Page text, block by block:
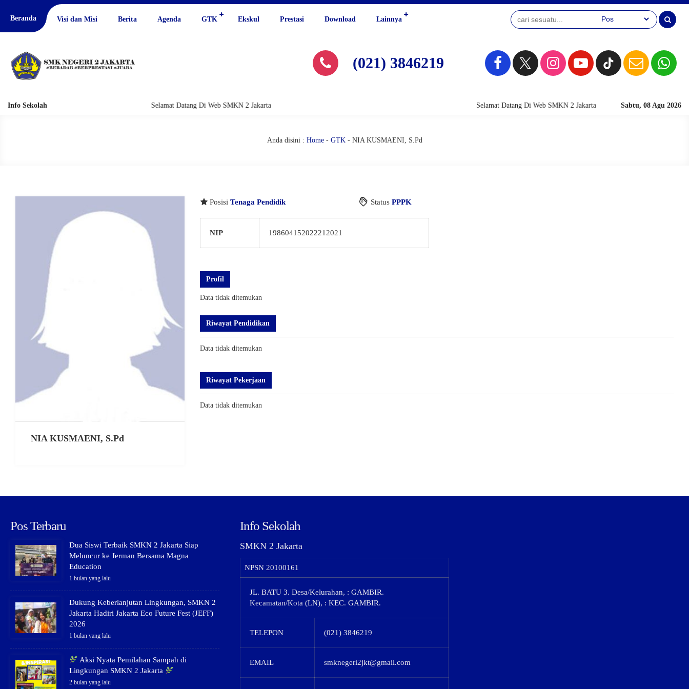
Beranda Visi dan Misi Berita Agenda GTK Ekskul Prestasi Download Lainnya
(021) 3846219
Info Sekolah Sabtu, 08 Agu 2026
Selamat Datang Di Web SMKN 2 Jakarta
Selamat Datang Di Web SMKN 2 Jakarta
Anda disini : Home- GTK- NIA KUSMAENI, S.Pd
NIA KUSMAENI, S.Pd
Posisi Tenaga Pendidik Status PPPK
NIP 198604152022212021
Profil
Data tidak ditemukan
Riwayat Pendidikan
Data tidak ditemukan
Riwayat Pekerjaan
Data tidak ditemukan
Pos Terbaru
Dua Siswi Terbaik SMKN 2 Jakarta Siap
Meluncur ke Jerman Bersama Magna
Education
1 bulan yang lalu
Dukung Keberlanjutan Lingkungan, SMKN 2
Jakarta Hadiri Jakarta Eco Future Fest (JEFF)
2026
1 bulan yang lalu
Aksi Nyata Pemilahan Sampah di
Lingkungan SMKN 2 Jakarta
2 bulan yang lalu
Info Sekolah
SMKN 2 Jakarta
NPSN 20100161
JL. BATU 3. Desa/Kelurahan, : GAMBIR.
Kecamatan/Kota (LN), : KEC. GAMBIR.
TELEPON (021) 3846219
EMAIL smknegeri2jkt@gmail.com